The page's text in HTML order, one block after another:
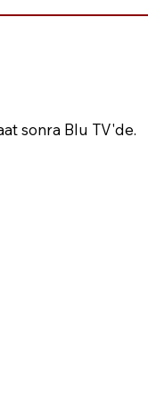
sonra Blu TV'de.